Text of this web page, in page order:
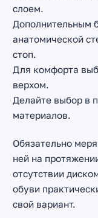
слоем.
Дополнительным
анатомической
стоп.
Для комфорта
верхом.
Делайте выбор в
материалов.
Обязательно
ней на
отсутствии
обуви
свой вариант.
Найти: